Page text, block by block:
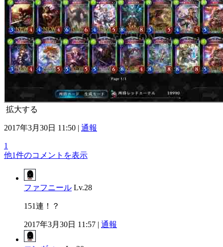
拡大する
2017年3月30日 11:50 | 通報
1
他1件のコメントを表示
ファフニール Lv.28
151連！？
2017年3月30日 11:57 | 通報